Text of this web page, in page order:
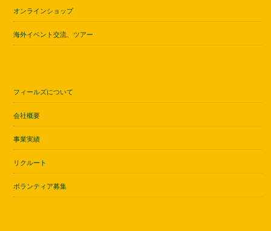
オンラインショップ
海外イベント交流、ツアー
フィールズについて
会社概要
事業実績
リクルート
ボランティア募集